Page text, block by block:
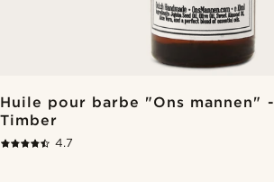
Huile pour barbe "Ons mannen" -
Timber
4.7